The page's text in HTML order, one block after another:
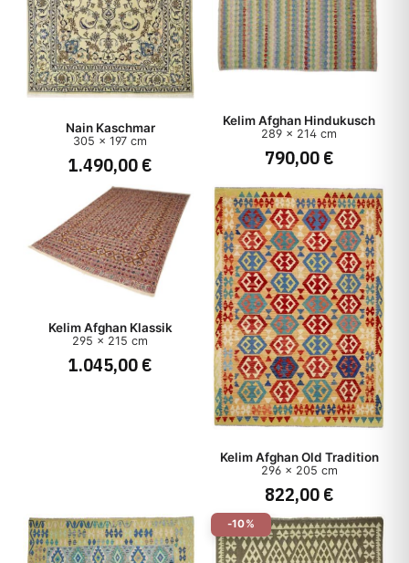
Dicke
Muster
Herkunft
Herstellungsart
Stil
Preis
Nain Kaschmar
305 x 197 cm
1.490,00 €
Kelim Afghan Hindukusch
289 x 214 cm
790,00 €
Kelim Afghan Klassik
295 x 215 cm
1.045,00 €
Kelim Afghan Old Tradition
296 x 205 cm
822,00 €
-10%